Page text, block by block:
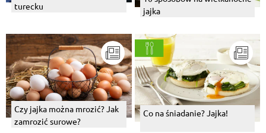
turecku
jajka
Czy jajka można mrozić? Jak
zamrozić surowe?
Co na śniadanie? Jajka!